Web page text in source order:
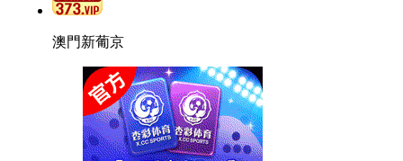
澳門新葡京